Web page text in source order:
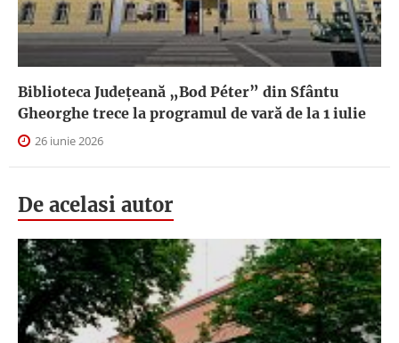
Biblioteca Județeană „Bod Péter” din Sfântu
Gheorghe trece la programul de vară de la 1 iulie
26 iunie 2026
De acelasi autor